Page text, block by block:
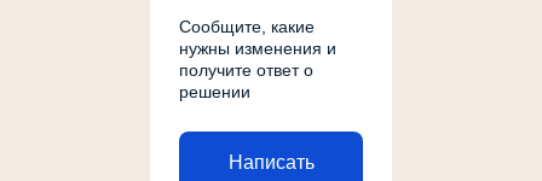
Сообщите, какие
нужны изменения и
получите ответ о
решении
Написать